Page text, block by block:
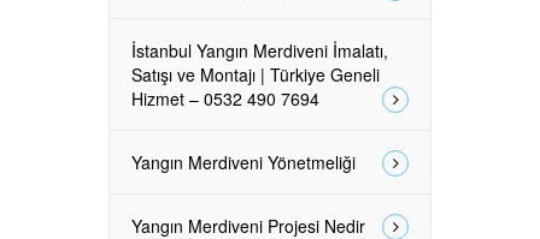
İstanbul Yangın Merdiveni İmalatı,
Satışı ve Montajı | Türkiye Geneli
Hizmet – 0532 490 7694
Yangın Merdiveni Yönetmeliği
Yangın Merdiveni Projesi Nedir